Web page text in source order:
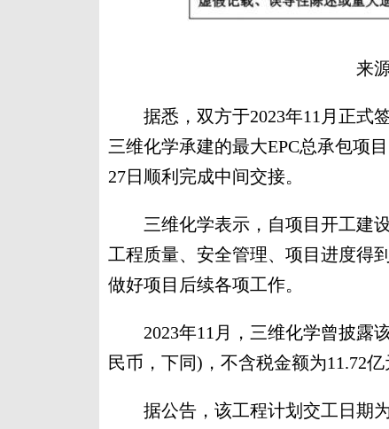
来
据悉，双方于2023年11月正式
三维化学承建的最大EPC总承包项
27日顺利完成中间交接。
三维化学表示，自项目开工建设
工程质量、安全管理、项目进度得
做好项目后续各项工作。
2023年11月，三维化学曾披露该
民币，下同)，不含税金额为11.72亿
据公告，该工程计划交工日期为